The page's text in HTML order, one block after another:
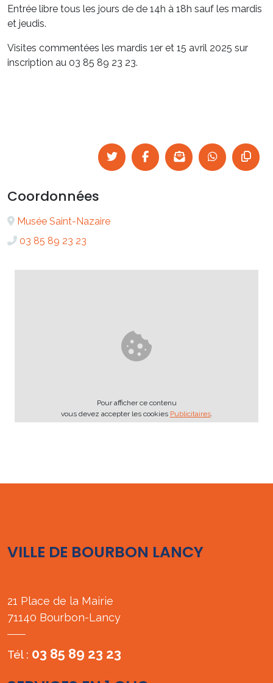
Entrée libre tous les jours de de 14h à 18h sauf les mardis
et jeudis.
Visites commentées les mardis 1er et 15 avril 2025 sur
inscription au 03 85 89 23 23.
Coordonnées
Musée Saint-Nazaire
03 85 89 23 23
Pour afficher ce contenu
vous devez accepter les cookies Publicitaires.
VILLE DE BOURBON LANCY
21 Place de la Mairie
71140 Bourbon-Lancy
Tél : 03 85 89 23 23